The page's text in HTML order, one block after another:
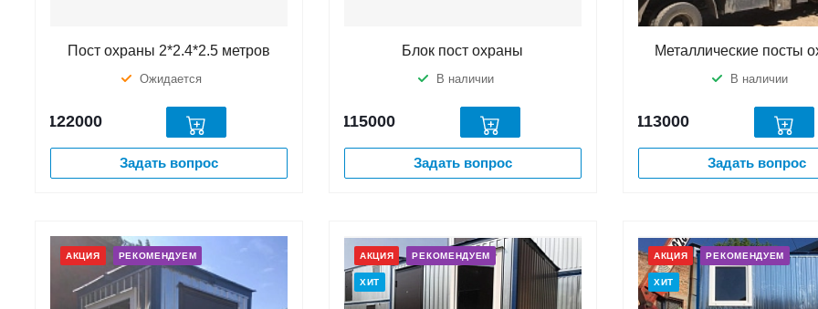
Пост охраны 2*2.4*2.5 метров
Ожидается
122000
Задать вопрос
Блок пост охраны
В наличии
115000
Задать вопрос
Металлические посты
В наличии
113000
Задать вопрос
АКЦИЯ РЕКОМЕНДУЕМ АКЦИЯ РЕКОМЕНДУЕМ
ХИТ
АКЦИЯ РЕКОМЕНДУЕМ
ХИТ